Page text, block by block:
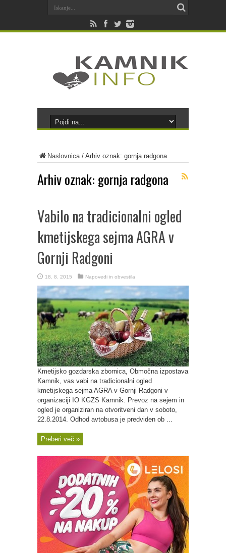
Naslovnica/ Arhiv oznak: gornja radgona
Arhiv oznak: gornja radgona
Vabilo na tradicionalni ogled
kmetijskega sejma AGRA v
Gornji Radgoni
18. 8. 2015 Napovedi in obvestila
Kmetijsko gozdarska zbornica, Območna izpostava
Kamnik, vas vabi na tradicionalni ogled
kmetijskega sejma AGRA v Gornji Radgoni v
organizaciji IO KGZS Kamnik. Prevoz na sejem in
ogled je organiziran na otvoritveni dan v soboto,
22.8.2014. Odhod avtobusa je predviden ob ...
Preberi več »